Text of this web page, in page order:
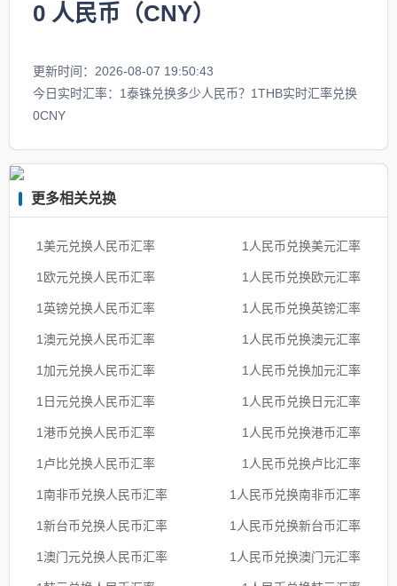
0 人民币（CNY）
更新时间：2026-08-07 19:50:43
今日实时汇率：1泰铢兑换多少人民币？1THB实时汇率兑换
0CNY
更多相关兑换
1美元兑换人民币汇率 1人民币兑换美元汇率
1欧元兑换人民币汇率 1人民币兑换欧元汇率
1英镑兑换人民币汇率 1人民币兑换英镑汇率
1澳元兑换人民币汇率 1人民币兑换澳元汇率
1加元兑换人民币汇率 1人民币兑换加元汇率
1日元兑换人民币汇率 1人民币兑换日元汇率
1港币兑换人民币汇率 1人民币兑换港币汇率
1卢比兑换人民币汇率 1人民币兑换卢比汇率
1南非币兑换人民币汇率 1人民币兑换南非币汇率
1新台币兑换人民币汇率 1人民币兑换新台币汇率
1澳门元兑换人民币汇率 1人民币兑换澳门元汇率